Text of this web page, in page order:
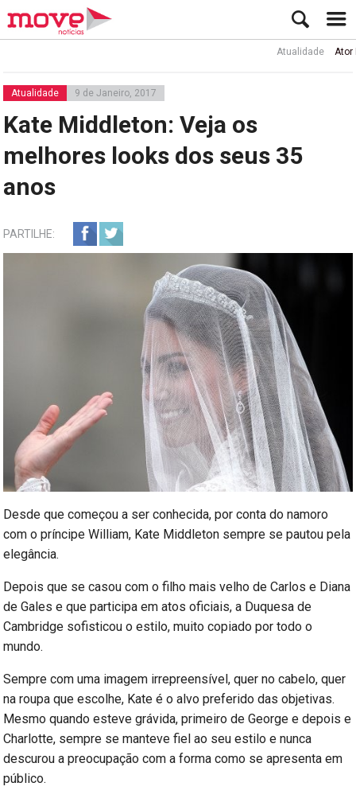
Atualidade Ator Rui
Atualidade 9 de Janeiro, 2017
Kate Middleton: Veja os
melhores looks dos seus 35
anos
PARTILHE:
Desde que começou a ser conhecida, por conta do namoro
com o príncipe William, Kate Middleton sempre se pautou pela
elegância.
Depois que se casou com o filho mais velho de Carlos e Diana
de Gales e que participa em atos oficiais, a Duquesa de
Cambridge sofisticou o estilo, muito copiado por todo o
mundo.
Sempre com uma imagem irrepreensível, quer no cabelo, quer
na roupa que escolhe, Kate é o alvo preferido das objetivas.
Mesmo quando esteve grávida, primeiro de George e depois e
Charlotte, sempre se manteve fiel ao seu estilo e nunca
descurou a preocupação com a forma como se apresenta em
público.